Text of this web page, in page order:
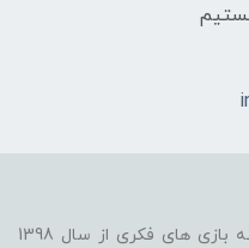
فروشگاه امین فعالیت خود را در زمینه بازی های فکری از سال 1398